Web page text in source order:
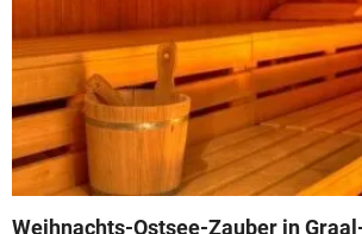
Weihnachts-Ostsee-Zauber in